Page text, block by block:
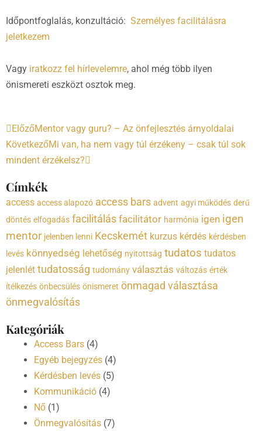
Időpontfoglalás, konzultáció: Személyes facilitálásra
jeletkezem
Vagy iratkozz fel hírlevelemre, ahol még több ilyen
önismereti eszközt osztok meg.
Előző
ElőzőMentor vagy guru? – Az önfejlesztés árnyoldalai
KövetkezőMi van, ha nem vagy túl érzékeny – csak túl sok
mindent érzékelsz?
Következő
Címkék
access access alapozó access bars advent agyi működés derű
döntés elfogadás facilitálás facilitátor harmónia igen igen
mentor jelenben lenni Kecskemét kurzus kérdés kérdésben
levés könnyedség lehetőség nyitottság tudatos tudatos
jelenlét tudatosság tudomány választás változás érték
ítélkezés önbecsülés önismeret önmagad választása
önmegvalósítás
Kategóriák
Access Bars (4)
Egyéb bejegyzés (4)
Kérdésben levés (5)
Kommunikáció (4)
Nő (1)
Önmegvalósítás (7)